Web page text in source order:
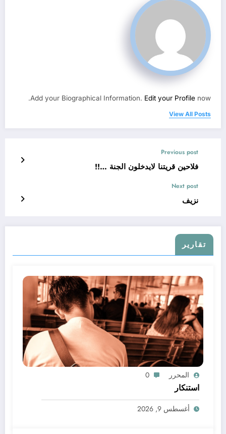
Add your Biographical Information. Edit your Profile now.
View All Posts
Previous post
فلاحين قريتنا لايدخلون الجنة …!!
Next post
نزيف
تقارير
المحرر 0
استنكار
أغسطس 9, 2026